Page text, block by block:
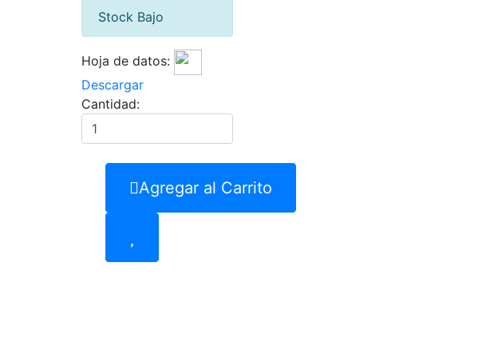
Stock Bajo
Hoja de datos:
Descargar
Cantidad:
Agregar al Carrito